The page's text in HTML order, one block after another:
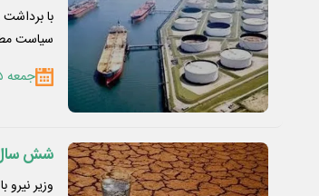
سیاست
جمعه ۲۵ اردیبهشت ۱۴۰۵
شش سال